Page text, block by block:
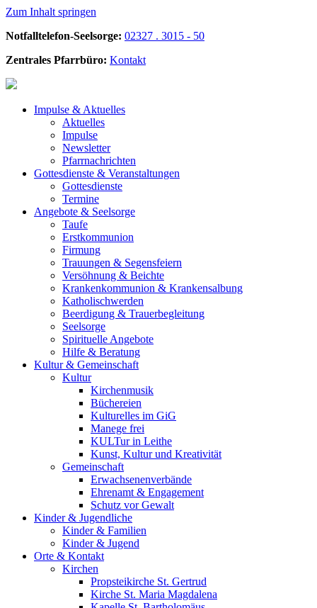
Zum Inhalt springen
Notfalltelefon-Seelsorge: 02327 . 3015 - 50
Zentrales Pfarrbüro: Kontakt
Impulse & Aktuelles
Aktuelles
Impulse
Newsletter
Pfarrnachrichten
Gottesdienste & Veranstaltungen
Gottesdienste
Termine
Angebote & Seelsorge
Taufe
Erstkommunion
Firmung
Trauungen & Segensfeiern
Versöhnung & Beichte
Krankenkommunion & Krankensalbung
Katholischwerden
Beerdigung & Trauerbegleitung
Seelsorge
Spirituelle Angebote
Hilfe & Beratung
Kultur & Gemeinschaft
Kultur
Kirchenmusik
Büchereien
Kulturelles im GiG
Manege frei
KULTur in Leithe
Kunst, Kultur und Kreativität
Gemeinschaft
Erwachsenenverbände
Ehrenamt & Engagement
Schutz vor Gewalt
Kinder & Jugendliche
Kinder & Familien
Kinder & Jugend
Orte & Kontakt
Kirchen
Propsteikirche St. Gertrud
Kirche St. Maria Magdalena